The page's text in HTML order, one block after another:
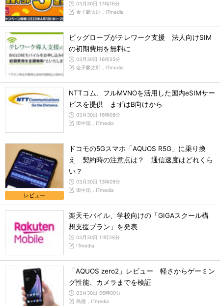
03月30日 17時16分
金子麟太郎，ITmedia
ビッグローブがテレワーク支援 法人向けSIM
の初期費用を無料に
03月30日 16時55分
金子麟太郎，ITmedia
NTTコム、フルMVNOを活用した国内eSIMサー
ビスを提供 まずはB向けから
03月30日 16時08分
田中聡，ITmedia
レビュー
ドコモの5Gスマホ「AQUOS R5G」に乗り換
え 契約時の注意点は？ 通信速度はどれくら
い？
03月30日 13時09分
田中聡，ITmedia
楽天モバイル、学校向けの「GIGAスクール構
想支援プラン」を発表
03月30日 11時28分
ITmedia
「AQUOS zero2」レビュー 軽さからゲーミン
グ性能、カメラまでを検証
03月30日 06時00分
島徹，ITmedia